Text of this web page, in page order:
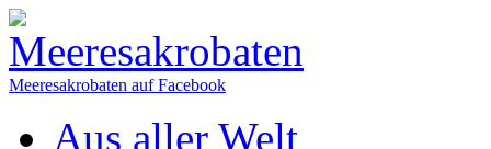
Meeresakrobaten auf Facebook
Aus aller Welt